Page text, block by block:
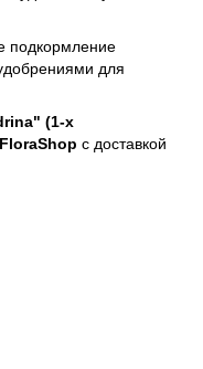
подкормление
для
(1-х
FloraShop с доставкой